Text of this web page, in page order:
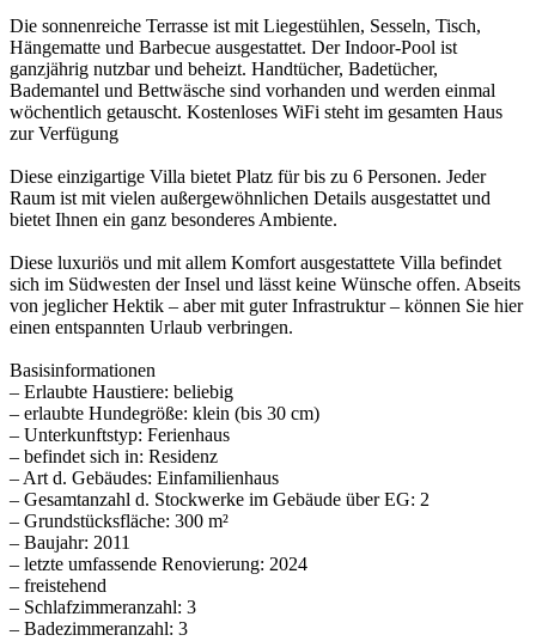
Die sonnenreiche Terrasse ist mit Liegestühlen, Sesseln, Tisch,
Hängematte und Barbecue ausgestattet. Der Indoor-Pool ist
ganzjährig nutzbar und beheizt. Handtücher, Badetücher,
Bademantel und Bettwäsche sind vorhanden und werden einmal
wöchentlich getauscht. Kostenloses WiFi steht im gesamten Haus
zur Verfügung
Diese einzigartige Villa bietet Platz für bis zu 6 Personen. Jeder
Raum ist mit vielen außergewöhnlichen Details ausgestattet und
bietet Ihnen ein ganz besonderes Ambiente.
Diese luxuriös und mit allem Komfort ausgestattete Villa befindet
sich im Südwesten der Insel und lässt keine Wünsche offen. Abseits
von jeglicher Hektik – aber mit guter Infrastruktur – können Sie hier
einen entspannten Urlaub verbringen.
Basisinformationen
– Erlaubte Haustiere: beliebig
– erlaubte Hundegröße: klein (bis 30 cm)
– Unterkunftstyp: Ferienhaus
– befindet sich in: Residenz
– Art d. Gebäudes: Einfamilienhaus
– Gesamtanzahl d. Stockwerke im Gebäude über EG: 2
– Grundstücksfläche: 300 m²
– Baujahr: 2011
– letzte umfassende Renovierung: 2024
– freistehend
– Schlafzimmeranzahl: 3
– Badezimmeranzahl: 3